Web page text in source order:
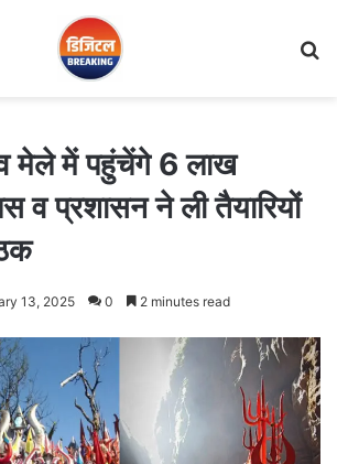
मेले में पहुंचेंगे 6 लाख
व प्रशासन ने ली तैयारियों
13, 2025 0 2 minutes read